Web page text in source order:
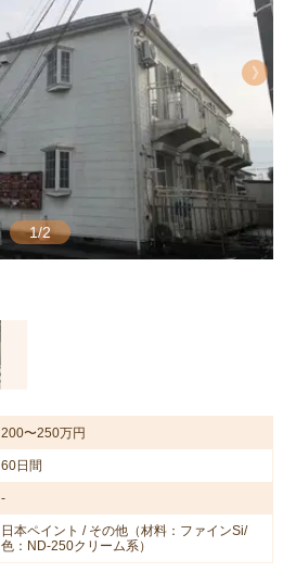
1/2
《
200〜250万円
60日間
-
日本ペイント / その他（材料：ファインSi/
色：ND-250クリーム系）